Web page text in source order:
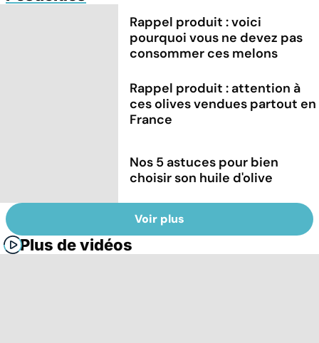
Rappel produit : voici
pourquoi vous ne devez pas
consommer ces melons
Rappel produit : attention à
ces olives vendues partout en
France
Nos 5 astuces pour bien
choisir son huile d'olive
Voir plus
Plus de vidéos